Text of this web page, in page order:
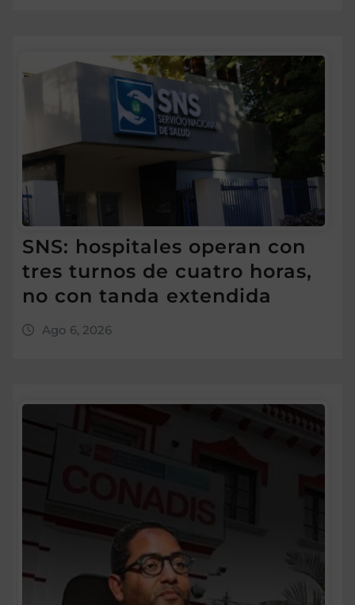
SNS: hospitales operan con
tres turnos de cuatro horas,
no con tanda extendida
Ago 6, 2026